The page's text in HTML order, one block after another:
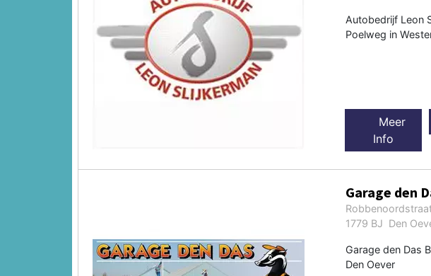
Autobedrijf Leon
Poelweg in
Meer
Info
Garage den
1779 BJ Den
Garage den Das
Den Oever